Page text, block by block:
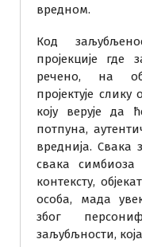
вредном.
Код
пројекције где
речено, на
пројектује
коју верује да
потпуна,
вреднија. Свака
свака
контексту,
особа, мада
због
заљубљности,